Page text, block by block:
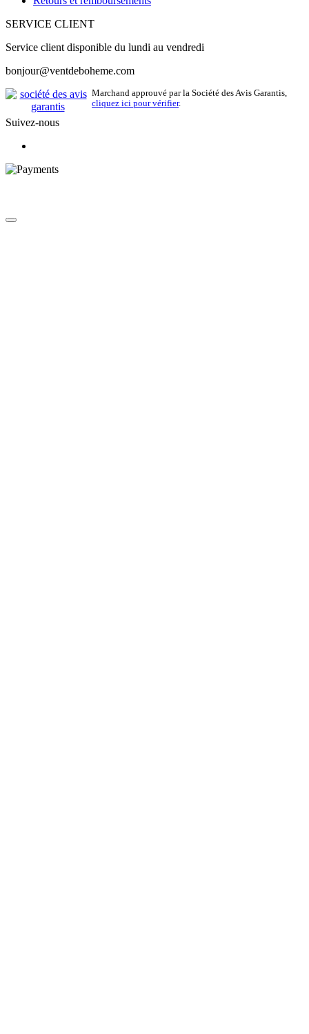
SERVICE CLIENT
Service client disponible du lundi au vendredi
bonjour@ventdeboheme.com
Marchand approuvé par la Société des Avis Garantis,
cliquez ici pour vérifier.
Suivez-nous